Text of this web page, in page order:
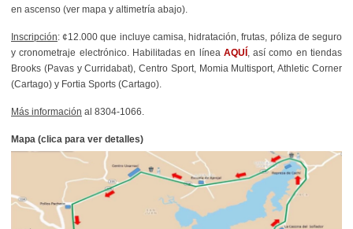
en ascenso (ver mapa y altimetría abajo).
Inscripción: ¢12.000 que incluye camisa, hidratación, frutas, póliza de seguro
y cronometraje electrónico. Habilitadas en línea AQUÍ, así como en tiendas
Brooks (Pavas y Curridabat), Centro Sport, Momia Multisport, Athletic Corner
(Cartago) y Fortia Sports (Cartago).
Más información al 8304-1066.
Mapa (clica para ver detalles)